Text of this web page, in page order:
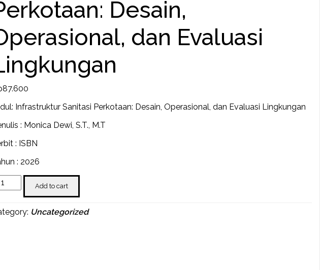
Desain,
dan Evaluasi
87.600
Infrastruktur Sanitasi Perkotaan: Desain, Operasional, dan Evaluasi Lingkungan
: Monica Dewi, S.T., M.T
: ISBN
: 2026
Add to cart
Uncategorized